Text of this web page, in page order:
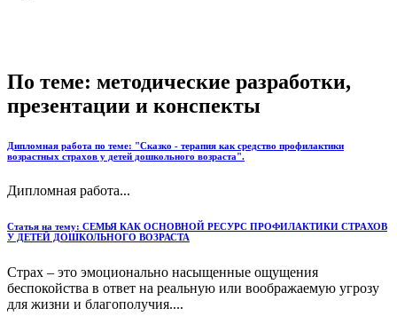
По теме: методические разработки,
презентации и конспекты
Дипломная работа по теме: "Сказко - терапия как средство профилактики
возрастных страхов у детей дошкольного возраста".
Дипломная работа...
Статья на тему: СЕМЬЯ КАК ОСНОВНОЙ РЕСУРС ПРОФИЛАКТИКИ СТРАХОВ
У ДЕТЕЙ ДОШКОЛЬНОГО ВОЗРАСТА
Страх – это эмоционально насыщенные ощущения
беспокойства в ответ на реальную или воображаемую угрозу
для жизни и благополучия....